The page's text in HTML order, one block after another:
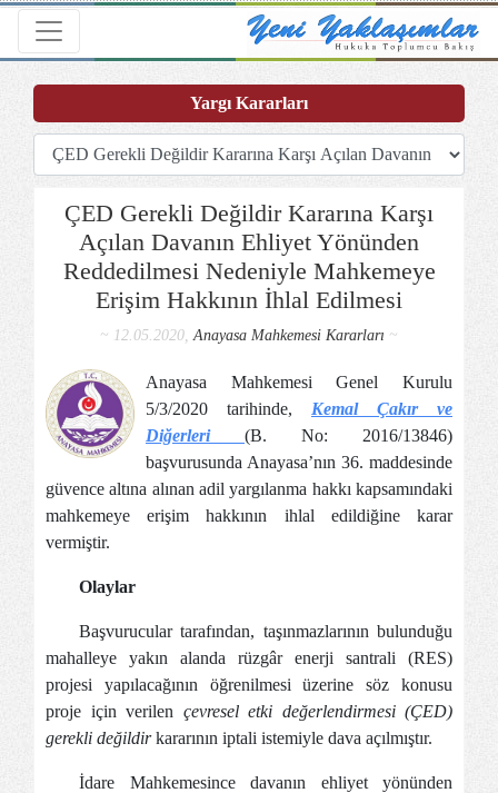
Toggle navigation
ÇED Gerekli Değildir Kararına Karşı
Açılan Davanın Ehliyet Yönünden
Reddedilmesi Nedeniyle Mahkemeye
Erişim Hakkının İhlal Edilmesi
~ 12.05.2020,Anayasa Mahkemesi Kararları ~
Anayasa Mahkemesi Genel Kurulu
5/3/2020 tarihinde, Kemal Çakır ve
Diğerleri (B. No: 2016/13846)
başvurusunda Anayasa’nın 36. maddesinde
güvence altına alınan adil yargılanma hakkı kapsamındaki
mahkemeye erişim hakkının ihlal edildiğine karar
vermiştir.
Olaylar
Başvurucular tarafından, taşınmazlarının bulunduğu
mahalleye yakın alanda rüzgâr enerji santrali (RES)
projesi yapılacağının öğrenilmesi üzerine söz konusu
proje için verilen çevresel etki değerlendirmesi (ÇED)
gerekli değildirkararının iptali istemiyle dava açılmıştır.
İdare Mahkemesince davanın ehliyet yönünden
Yargı Kararları